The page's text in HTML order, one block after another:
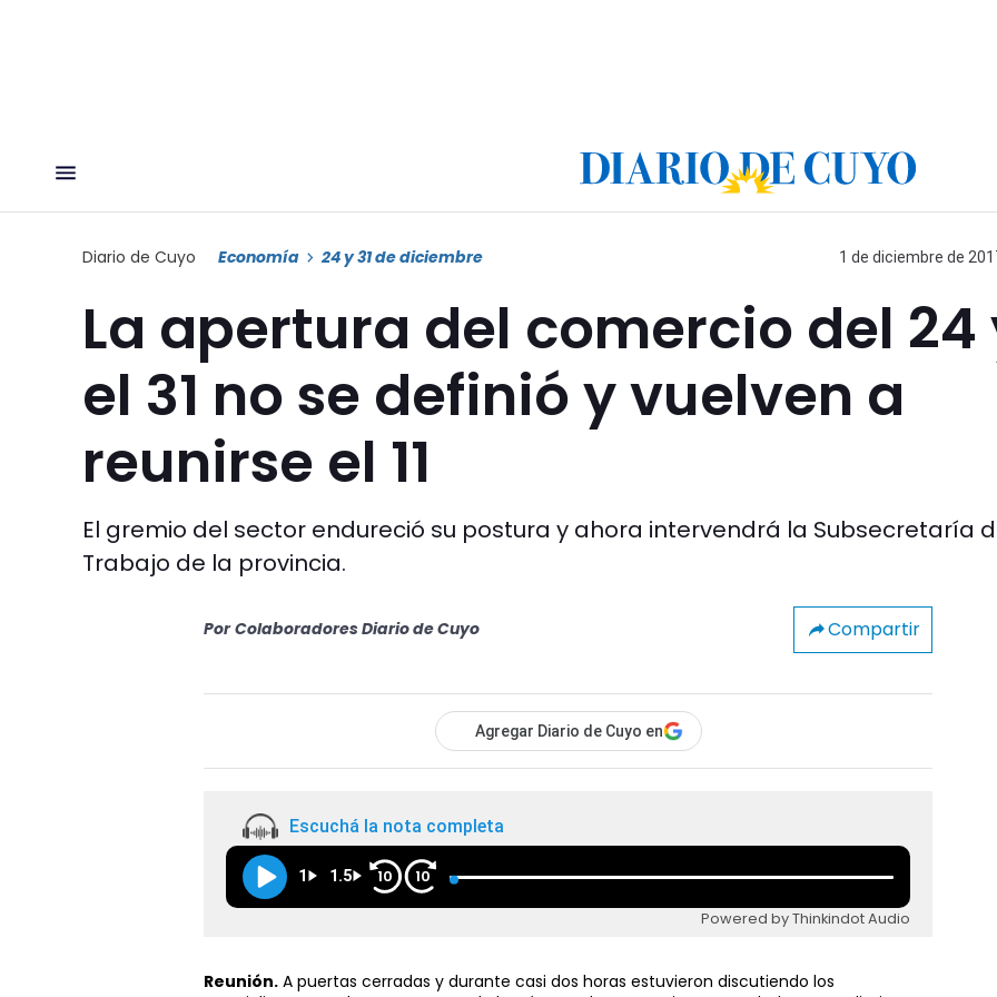
Diario de Cuyo Economía 24 y 31 de diciembre 1 de diciembre de
La apertura del comercio del 24
el 31 no se definió y vuelven a
reunirse el 11
El gremio del sector endureció su postura y ahora intervendrá la Subsecretaría
Trabajo de la provincia.
Por Colaboradores Diario de Cuyo Compartir
Agregar Diario de Cuyo en
Escuchá la nota completa
1 1.5 10 10
Powered by Thinkindot Audio
Reunión. A puertas cerradas y durante casi dos horas estuvieron discutiendo los